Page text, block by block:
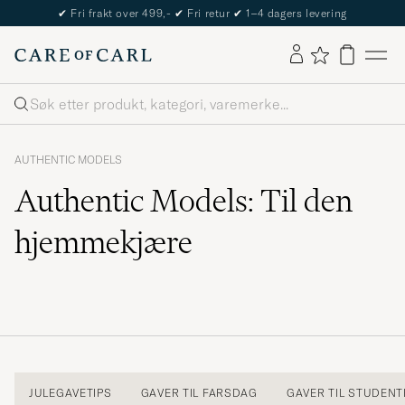
✔ Fri frakt over 499,- ✔ Fri retur ✔ 1–4 dagers levering
Søk
AUTHENTIC MODELS
Authentic Models: Til den
hjemmekjære
JULEGAVETIPS GAVER TIL FARSDAG GAVER TIL